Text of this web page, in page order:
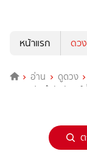
หน้าแรก
ดว
อ่าน ดูดวง
กรรม ประจำวันจันท